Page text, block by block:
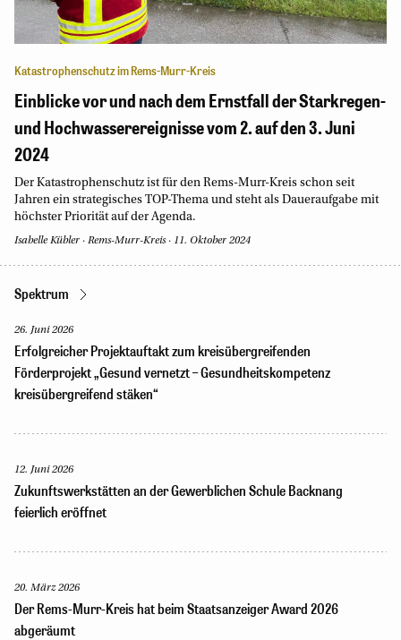
Katastrophenschutz im Rems-Murr-Kreis
Einblicke vor und nach dem Ernstfall der Starkregen-
und Hochwasserereignisse vom 2. auf den 3. Juni
2024
Der Katastrophenschutz ist für den Rems-Murr-Kreis schon seit
Jahren ein strategisches TOP-Thema und steht als Daueraufgabe mit
höchster Priorität auf der Agenda.
Isabelle Kübler · Rems-Murr-Kreis· 11. Oktober 2024
Spektrum
26. Juni 2026
Erfolgreicher Projektauftakt zum kreisübergreifenden
Förderprojekt „Gesund vernetzt – Gesundheitskompetenz
kreisübergreifend stäken“
12. Juni 2026
Zukunftswerkstätten an der Gewerblichen Schule Backnang
feierlich eröffnet
20. März 2026
Der Rems-Murr-Kreis hat beim Staatsanzeiger Award 2026
abgeräumt